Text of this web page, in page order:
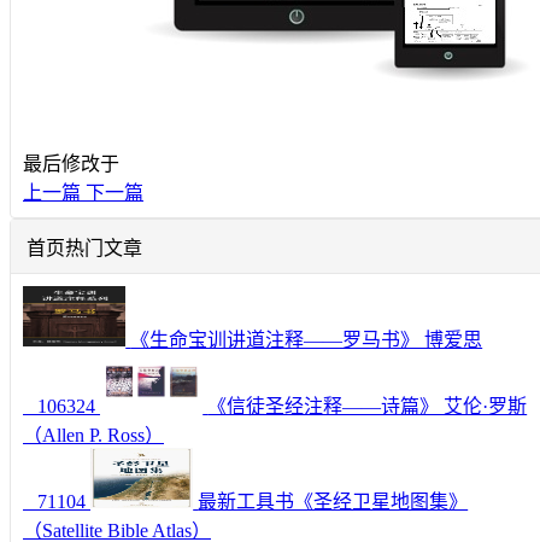
最后修改于
上一篇 下一篇
首页热门文章
《生命宝训讲道注释——罗马书》 博爱思
106324
《信徒圣经注释——诗篇》 艾伦·罗斯
（Allen P. Ross）
71104
最新工具书《圣经卫星地图集》
（Satellite Bible Atlas）